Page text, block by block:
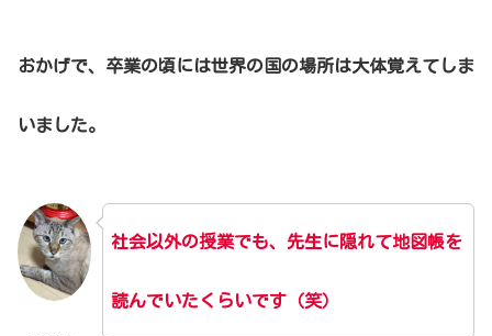
おかげで、卒業の頃には世界の国の場所は大体覚えてしま
いました。
社会以外の授業でも、先生に隠れて地図帳を
読んでいたくらいです（笑）